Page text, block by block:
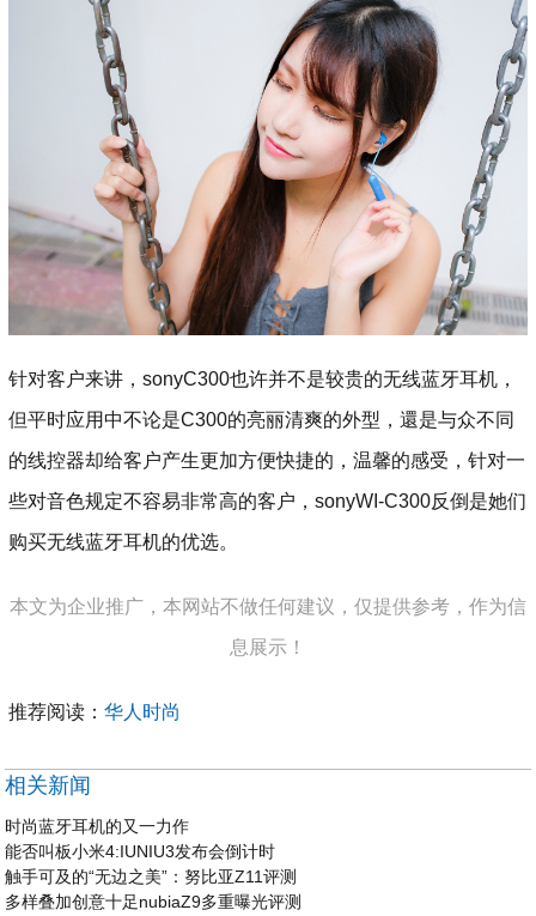
针对客户来讲，sonyC300也许并不是较贵的无线蓝牙耳机，
但平时应用中不论是C300的亮丽清爽的外型，還是与众不同
的线控器却给客户产生更加方便快捷的，温馨的感受，针对一
些对音色规定不容易非常高的客户，sonyWI-C300反倒是她们
购买无线蓝牙耳机的优选。
本文为企业推广，本网站不做任何建议，仅提供参考，作为信
息展示！
推荐阅读：华人时尚
相关新闻
时尚蓝牙耳机的又一力作
能否叫板小米4:IUNIU3发布会倒计时
触手可及的“无边之美”：努比亚Z11评测
多样叠加创意十足nubiaZ9多重曝光评测